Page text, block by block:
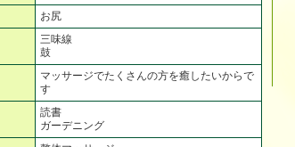
お尻
三味線
鼓
マッサージでたくさんの方を癒したいからで
す
読書
ガーデニング